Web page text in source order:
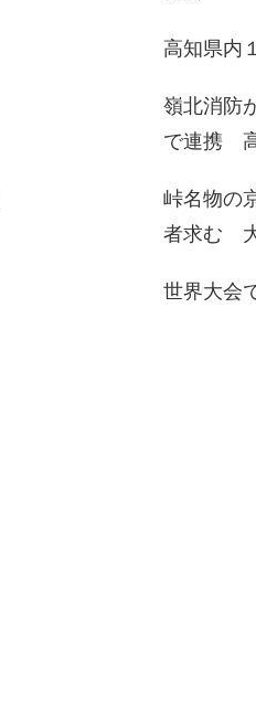
高知県内
嶺北消防
で連携
峠名物の
者求む
世界大会